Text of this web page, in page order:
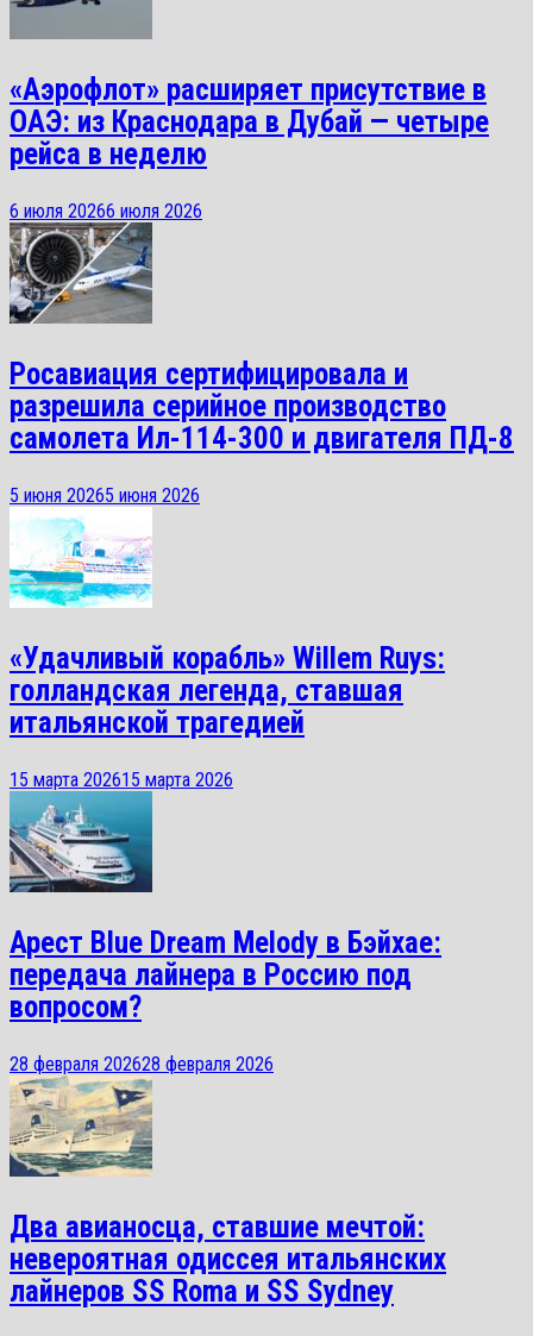
«Аэрофлот» расширяет присутствие в
ОАЭ: из Краснодара в Дубай — четыре
рейса в неделю
6 июля 20266 июля 2026
Росавиация сертифицировала и
разрешила серийное производство
самолета Ил-114-300 и двигателя ПД-8
5 июня 20265 июня 2026
«Удачливый корабль» Willem Ruys:
голландская легенда, ставшая
итальянской трагедией
15 марта 202615 марта 2026
Арест Blue Dream Melody в Бэйхае:
передача лайнера в Россию под
вопросом?
28 февраля 202628 февраля 2026
Два авианосца, ставшие мечтой:
невероятная одиссея итальянских
лайнеров SS Roma и SS Sydney